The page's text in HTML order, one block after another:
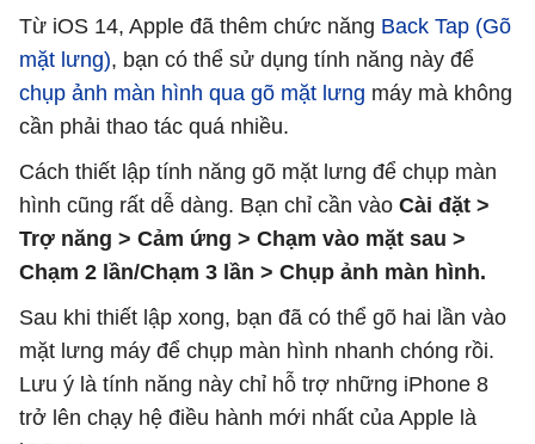
Từ iOS 14, Apple đã thêm chức năng Back Tap (Gõ
mặt lưng), bạn có thể sử dụng tính năng này để
chụp ảnh màn hình qua gõ mặt lưng máy mà không
cần phải thao tác quá nhiều.
Cách thiết lập tính năng gõ mặt lưng để chụp màn
hình cũng rất dễ dàng. Bạn chỉ cần vào Cài đặt >
Trợ năng > Cảm ứng > Chạm vào mặt sau >
Chạm 2 lần/Chạm 3 lần > Chụp ảnh màn hình.
Sau khi thiết lập xong, bạn đã có thể gõ hai lần vào
mặt lưng máy để chụp màn hình nhanh chóng rồi.
Lưu ý là tính năng này chỉ hỗ trợ những iPhone 8
trở lên chạy hệ điều hành mới nhất của Apple là